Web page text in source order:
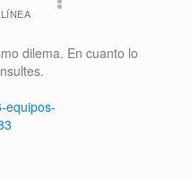
dilema. En cuanto lo
equipos-